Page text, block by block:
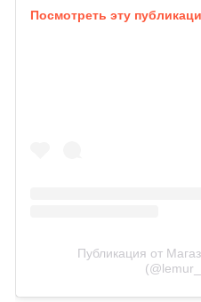
Посмотреть эту
Публикация от